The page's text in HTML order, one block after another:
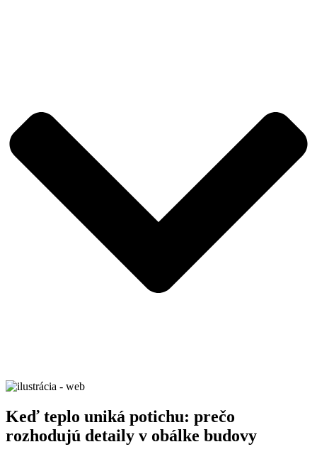
Keď teplo uniká potichu: prečo
rozhodujú detaily v obálke budovy